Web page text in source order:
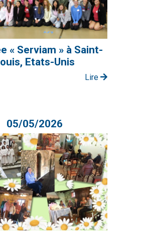
« Serviam » à Saint-
Etats-Unis
Lire
05/05/2026